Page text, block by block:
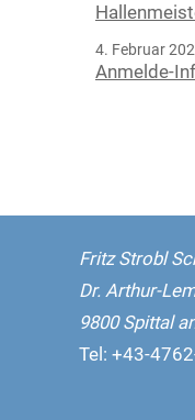
4. Februar
Anmelde-
Fritz Strobl
Dr. Arthur-
9800 Spittal
Tel: +43-